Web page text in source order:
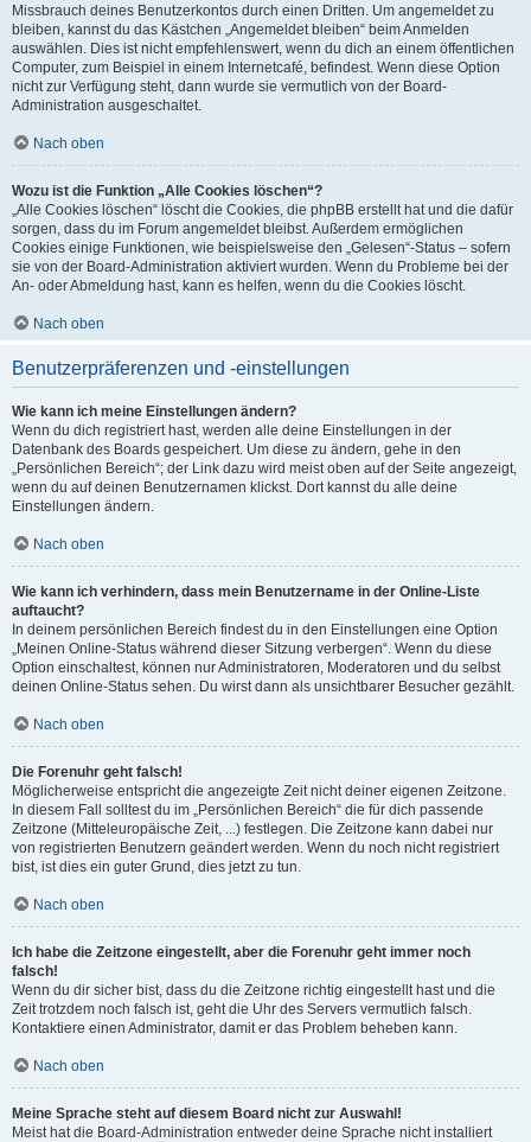
Missbrauch deines Benutzerkontos durch einen Dritten. Um angemeldet zu
bleiben, kannst du das Kästchen „Angemeldet bleiben“ beim Anmelden
auswählen. Dies ist nicht empfehlenswert, wenn du dich an einem öffentlichen
Computer, zum Beispiel in einem Internetcafé, befindest. Wenn diese Option
nicht zur Verfügung steht, dann wurde sie vermutlich von der Board-
Administration ausgeschaltet.
Nach oben
Wozu ist die Funktion „Alle Cookies löschen“?
„Alle Cookies löschen“ löscht die Cookies, die phpBB erstellt hat und die dafür
sorgen, dass du im Forum angemeldet bleibst. Außerdem ermöglichen
Cookies einige Funktionen, wie beispielsweise den „Gelesen“-Status – sofern
sie von der Board-Administration aktiviert wurden. Wenn du Probleme bei der
An- oder Abmeldung hast, kann es helfen, wenn du die Cookies löscht.
Nach oben
Benutzerpräferenzen und -einstellungen
Wie kann ich meine Einstellungen ändern?
Wenn du dich registriert hast, werden alle deine Einstellungen in der
Datenbank des Boards gespeichert. Um diese zu ändern, gehe in den
„Persönlichen Bereich“; der Link dazu wird meist oben auf der Seite angezeigt,
wenn du auf deinen Benutzernamen klickst. Dort kannst du alle deine
Einstellungen ändern.
Nach oben
Wie kann ich verhindern, dass mein Benutzername in der Online-Liste
auftaucht?
In deinem persönlichen Bereich findest du in den Einstellungen eine Option
„Meinen Online-Status während dieser Sitzung verbergen“. Wenn du diese
Option einschaltest, können nur Administratoren, Moderatoren und du selbst
deinen Online-Status sehen. Du wirst dann als unsichtbarer Besucher gezählt.
Nach oben
Die Forenuhr geht falsch!
Möglicherweise entspricht die angezeigte Zeit nicht deiner eigenen Zeitzone.
In diesem Fall solltest du im „Persönlichen Bereich“ die für dich passende
Zeitzone (Mitteleuropäische Zeit, ...) festlegen. Die Zeitzone kann dabei nur
von registrierten Benutzern geändert werden. Wenn du noch nicht registriert
bist, ist dies ein guter Grund, dies jetzt zu tun.
Nach oben
Ich habe die Zeitzone eingestellt, aber die Forenuhr geht immer noch
falsch!
Wenn du dir sicher bist, dass du die Zeitzone richtig eingestellt hast und die
Zeit trotzdem noch falsch ist, geht die Uhr des Servers vermutlich falsch.
Kontaktiere einen Administrator, damit er das Problem beheben kann.
Nach oben
Meine Sprache steht auf diesem Board nicht zur Auswahl!
Meist hat die Board-Administration entweder deine Sprache nicht installiert